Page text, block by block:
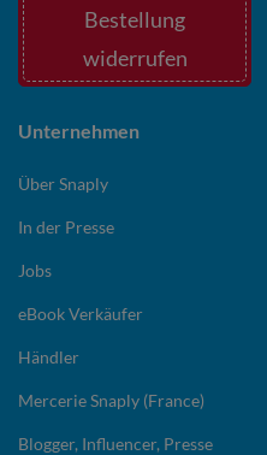
Bestellung
widerrufen
Unternehmen
Über Snaply
In der Presse
Jobs
eBook Verkäufer
Händler
Mercerie Snaply (France)
Blogger, Influencer, Presse